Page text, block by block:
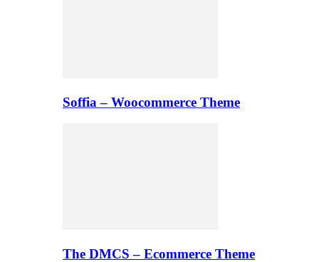
Soffia – Woocommerce Theme
The DMCS – Ecommerce Theme